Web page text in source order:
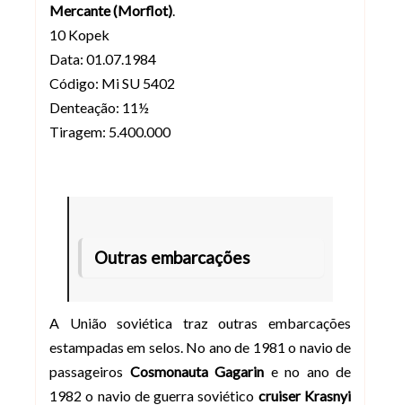
Mercante (Morflot).
10 Kopek
Data: 01.07.1984
Código: Mi SU 5402
Denteação: 11½
Tiragem: 5.400.000
Outras embarcações
A União soviética traz outras embarcações
estampadas em selos. No ano de 1981 o navio de
passageiros Cosmonauta Gagarin e no ano de
1982 o navio de guerra soviético cruiser Krasnyi